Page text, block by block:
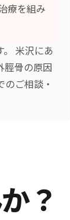
療を組み
米沢にあ
脛骨の原因
ご相談・
？